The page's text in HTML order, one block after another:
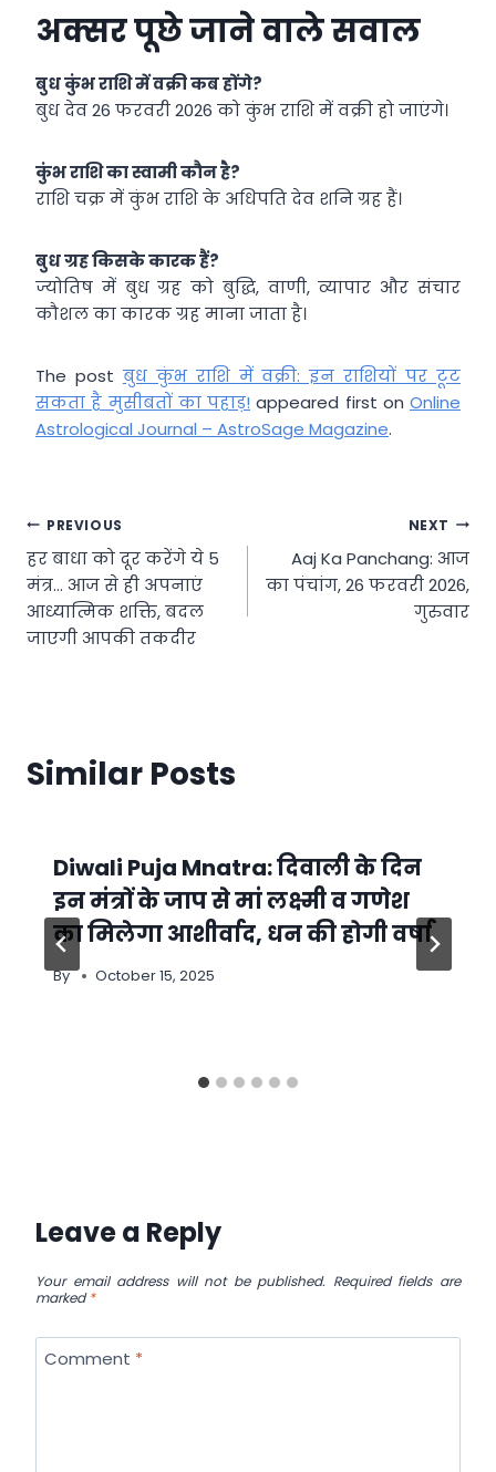
अक्सर पूछे जाने वाले सवाल
बुध कुंभ राशि में वक्री कब होंगे?
बुध देव 26 फरवरी 2026 को कुंभ राशि में वक्री हो जाएंगे।
कुंभ राशि का स्वामी कौन है?
राशि चक्र में कुंभ राशि के अधिपति देव शनि ग्रह हैं।
बुध ग्रह किसके कारक हैं?
ज्योतिष में बुध ग्रह को बुद्धि, वाणी, व्यापार और संचार
कौशल का कारक ग्रह माना जाता है।
The post बुध कुंभ राशि में वक्री: इन राशियों पर टूट
सकता है मुसीबतों का पहाड़! appeared first on Online
Astrological Journal – AstroSage Magazine.
Post
navigation
PREVIOUS
हर बाधा को दूर करेंगे ये 5
मंत्र… आज से ही अपनाएं
आध्यात्मिक शक्ति, बदल
जाएगी आपकी तकदीर
NEXT
Aaj Ka Panchang: आज
का पंचांग, 26 फरवरी 2026,
गुरुवार
Similar Posts
Diwali Puja Mnatra: दिवाली के दिन
इन मंत्रों के जाप से मां लक्ष्मी व गणेश
का मिलेगा आशीर्वाद, धन की होगी वर्षा
By October 15, 2025
Leave a Reply
Your email address will not be published. Required fields are
marked*
Comment *